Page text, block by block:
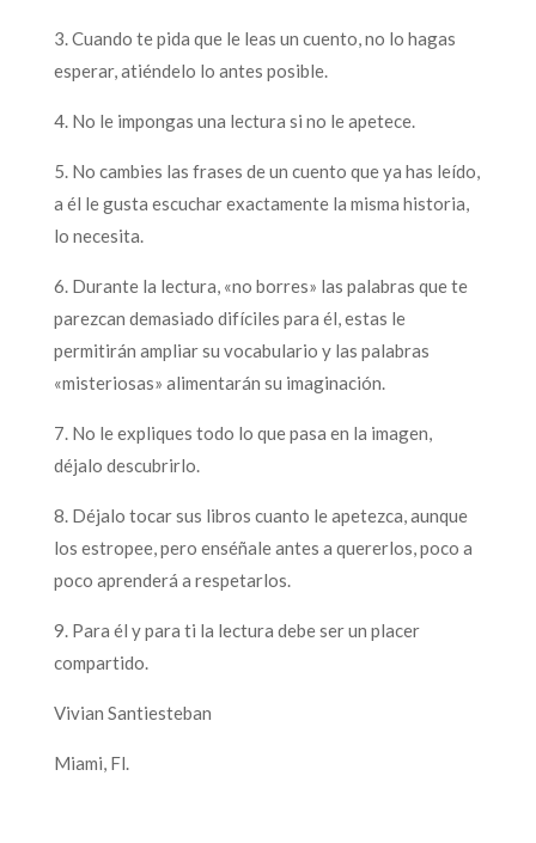
3. Cuando te pida que le leas un cuento, no lo hagas
esperar, atiéndelo lo antes posible.
4. No le impongas una lectura si no le apetece.
5. No cambies las frases de un cuento que ya has leído,
a él le gusta escuchar exactamente la misma historia,
lo necesita.
6. Durante la lectura, «no borres» las palabras que te
parezcan demasiado difíciles para él, estas le
permitirán ampliar su vocabulario y las palabras
«misteriosas» alimentarán su imaginación.
7. No le expliques todo lo que pasa en la imagen,
déjalo descubrirlo.
8. Déjalo tocar sus libros cuanto le apetezca, aunque
los estropee, pero enséñale antes a quererlos, poco a
poco aprenderá a respetarlos.
9. Para él y para ti la lectura debe ser un placer
compartido.
Vivian Santiesteban
Miami, Fl.